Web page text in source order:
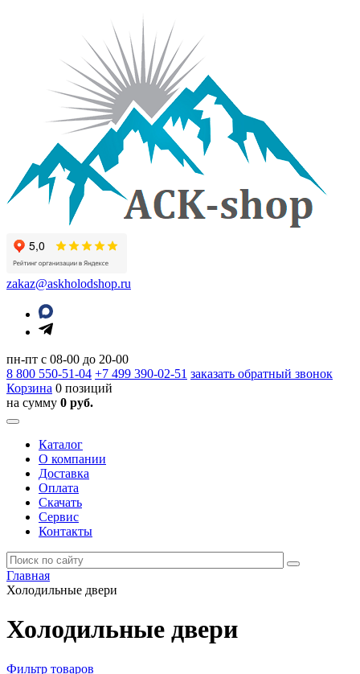
zakaz@askholodshop.ru
пн-пт с 08-00 до 20-00
8 800 550-51-04 +7 499 390-02-51 заказать обратный звонок
Корзина 0 позиций
на сумму 0 руб.
Каталог
О компании
Доставка
Оплата
Скачать
Сервис
Контакты
Главная
Холодильные двери
Холодильные двери
Фильтр товаров